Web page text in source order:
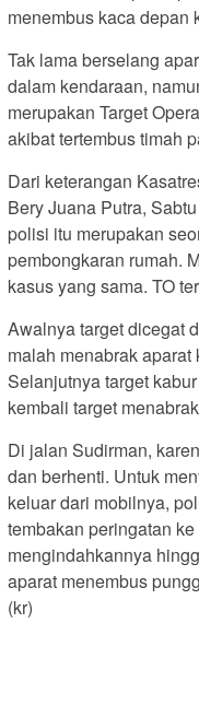
menembus kaca depan
Tak lama berselang
dalam kendaraan,
merupakan Target
akibat tertembus timah
Dari keterangan
Bery Juana Putra,
polisi itu merupakan
pembongkaran rumah.
kasus yang sama. TO
Awalnya target dicegat
malah menabrak
Selanjutnya target
kembali target
Di jalan Sudirman,
dan berhenti. Untuk
keluar dari mobilnya,
tembakan peringatan
mengindahkannya
aparat menembus
(kr)